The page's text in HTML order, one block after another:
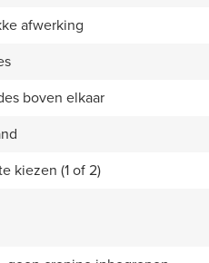
afwerking
boven elkaar
kiezen (1 of 2)